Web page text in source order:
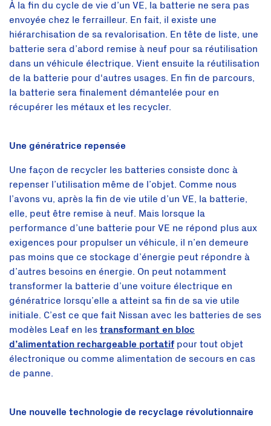
À la fin du cycle de vie d’un VE, la batterie ne sera pas
envoyée chez le ferrailleur. En fait, il existe une
hiérarchisation de sa revalorisation. En tête de liste, une
batterie sera d’abord remise à neuf pour sa réutilisation
dans un véhicule électrique. Vient ensuite la réutilisation
de la batterie pour d'autres usages. En fin de parcours,
la batterie sera finalement démantelée pour en
récupérer les métaux et les recycler.
Une génératrice repensée
Une façon de recycler les batteries consiste donc à
repenser l’utilisation même de l’objet. Comme nous
l’avons vu, après la fin de vie utile d’un VE, la batterie,
elle, peut être remise à neuf. Mais lorsque la
performance d’une batterie pour VE ne répond plus aux
exigences pour propulser un véhicule, il n’en demeure
pas moins que ce stockage d’énergie peut répondre à
d’autres besoins en énergie. On peut notamment
transformer la batterie d’une voiture électrique en
génératrice lorsqu’elle a atteint sa fin de sa vie utile
initiale. C’est ce que fait Nissan avec les batteries de ses
modèles Leaf en les transformant en bloc
d’alimentation rechargeable portatif pour tout objet
électronique ou comme alimentation de secours en cas
de panne.
Une nouvelle technologie de recyclage révolutionnaire